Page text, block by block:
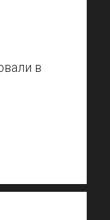
в